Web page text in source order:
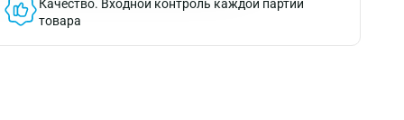
Качество. Входной контроль каждой партии
товара